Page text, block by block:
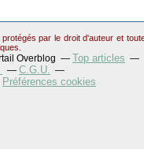
par le droit d'auteur et
Overblog
Top articles
C.G.U.
Préférences cookies